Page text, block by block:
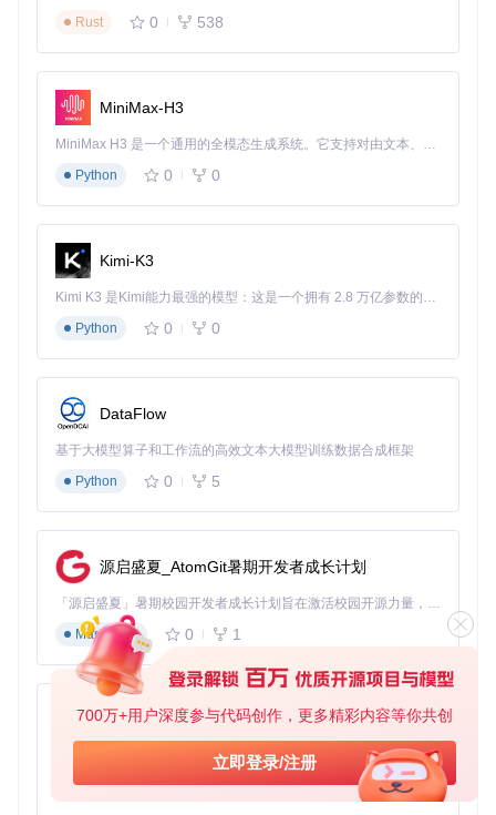
700万+用户深度参与代码创作，更多精彩内容等你共创
立即登录/注册
# 转换Excel特定工作表并保留公式计算结果
markitdown ./sales_data.xlsx -o ./quarter_report.md --
会议记录：音频转录与内容整理
将会议录音转为文字纪要，自动提取关键信息和行动项：
网页内容：HTML页面精准提取
从网页中提取核心内容，去除广告和无关信息：
# 提取网页主要内容并转为Markdown
实施路径：零基础配置与快速上手指南 🛠️
环境准备
确保系统已安装Python 3.6+环境，通过以下命令验证：
工具安装
推荐使用pip安装完整版，包含所有转换能力：
# 安装完整版（包含所有转换模块）
pip install 'markitdown[all]'
# 如需克隆源码安装
git clone
Rust
0 538
MiniMax-H3
MiniMax H3 是一个通用的全模态生成系统。它支持对由文本、图像、视频和音频组成的多模态上下文进行统一理解，并能生成分辨率高达 2K、时长可达 15 秒的带原生立体声音频的视频。得益于面向任务泛化的系统设计，H3 在预训练阶段就已具备广泛的多模态上下文理解与生成能力，能够出色地执行复杂的多模态指令。
Python
0 0
Kimi-K3
Kimi K3 是Kimi能力最强的模型：这是一个拥有 2.8 万亿参数的混合专家（MoE）模型，具备原生视觉理解能力，并支持 100 万 token 的上下文窗口。
Python
0 0
DataFlow
基于大模型算子和工作流的高效文本大模型训练数据合成框架
Python
0 5
源启盛夏_AtomGit暑期开发者成长计划
「源启盛夏」暑期校园开发者成长计划旨在激活校园开源力量，通过积分激励、认证扶持、资源倾斜等形式，引导高校组织和开发者完成「入驻 — 建项目 — 做贡献 — 获认证 — 得资源」的完整闭环。无论你是想带领社团入驻平台的组织者，还是希望用代码贡献证明自己的开发者，都能在这里找到属于你的成长路径。
Markdown
0 1
py-xiaozhi
基于Python的Xiaozhi AI，适用于想要完整Xiaozhi体验而无需拥有专用硬件的用户。
Python
0 1